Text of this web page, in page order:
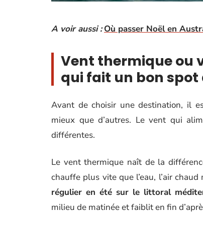
A voir aussi : Où passer Noël en
Vent thermique ou
qui fait un bon spot
Avant de choisir une destination, il
mieux que d’autres. Le vent qui
différentes.
Le vent thermique naît de la
chauffe plus vite que l’eau, l’air
régulier en été sur le littoral
milieu de matinée et faiblit en fin